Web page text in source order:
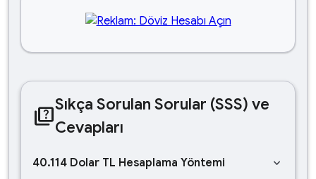
quizSıkça Sorulan Sorular (SSS) ve
Cevapları
40.114 Dolar TL Hesaplama Yöntemi keyboard_arrow_down